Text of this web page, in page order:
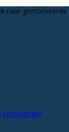
naar gemotiveerde